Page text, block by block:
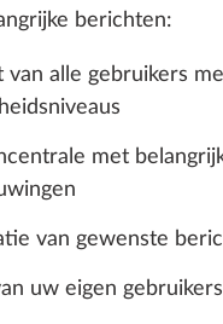
berichten:
van alle gebruikers
met
van gewenste
uw eigen